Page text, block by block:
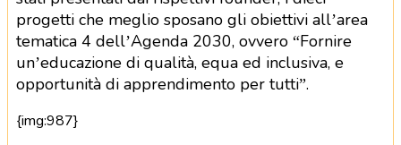
progetti che meglio sposano gli obiettivi all’area
tematica 4 dell’Agenda 2030, ovvero “Fornire
un’educazione di qualità, equa ed inclusiva, e
opportunità di apprendimento per tutti”.
{img:987}